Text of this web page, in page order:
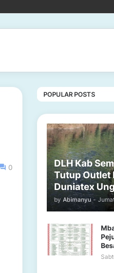
0
POPULAR POSTS
DLH Kab
Tutup Outlet
Duniatex
by Abimanyu -